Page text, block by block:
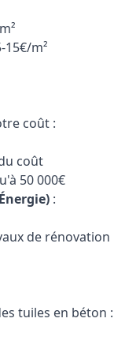
15€/m²
coût :
coût
50 000€
:
de rénovation
tuiles en béton :